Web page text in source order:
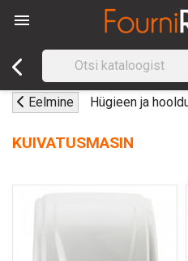

Eelmine Hügieen ja
KUIVATUSMASIN